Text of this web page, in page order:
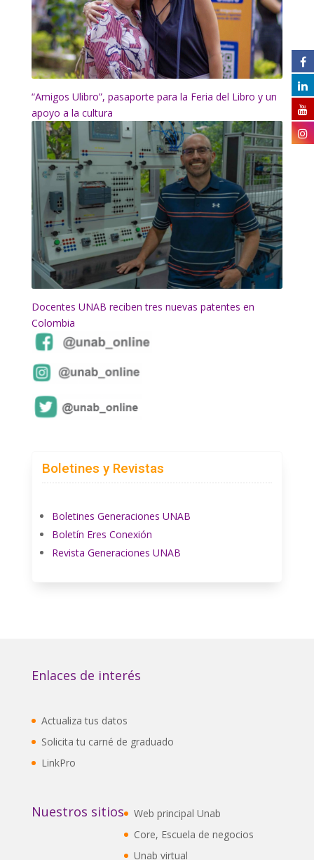
“Amigos Ulibro”, pasaporte para la Feria del Libro y un
apoyo a la cultura
Docentes UNAB reciben tres nuevas patentes en
Colombia
Boletines y Revistas
Boletines Generaciones UNAB
Boletín Eres Conexión
Revista Generaciones UNAB
Enlaces de interés
Actualiza tus datos
Solicita tu carné de graduado
LinkPro
Nuestros sitios
Web principal Unab
Core, Escuela de negocios
Unab virtual